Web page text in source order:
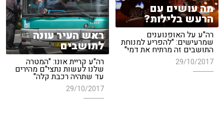
מה עושים עם
הרעש בלילות?
רה"ע על האופנוענים
שמרעישים: "להפריע למנוחת
התושבים זה מרתיח את דמי"
29/10/2017
ראש העיר עונה
לתושבים
רה"ע קריית אונו: "המטרה
שלנו לעשות נתצי"ם מהירים
עד שתהיה רכבת קלה"
29/10/2017